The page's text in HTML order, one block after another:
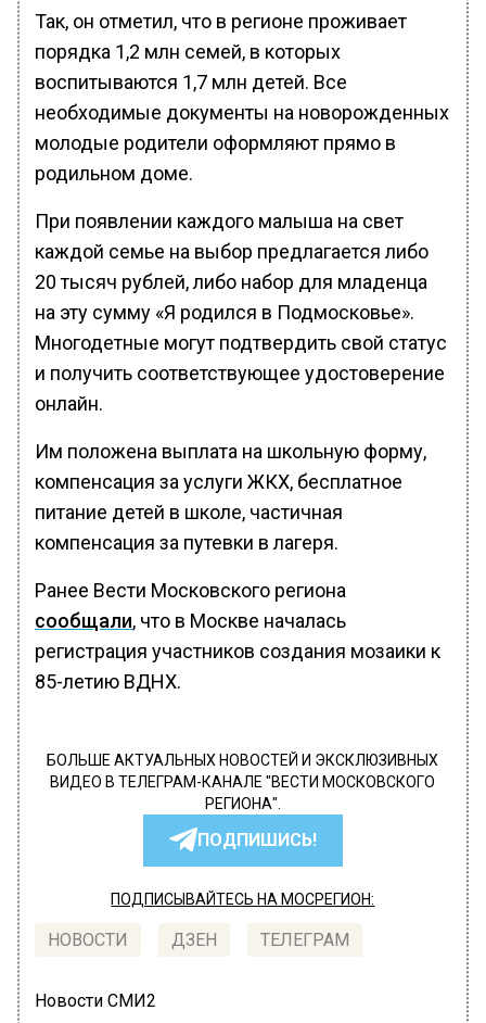
Так, он отметил, что в регионе проживает
порядка 1,2 млн семей, в которых
воспитываются 1,7 млн детей. Все
необходимые документы на новорожденных
молодые родители оформляют прямо в
родильном доме.
При появлении каждого малыша на свет
каждой семье на выбор предлагается либо
20 тысяч рублей, либо набор для младенца
на эту сумму «Я родился в Подмосковье».
Многодетные могут подтвердить свой статус
и получить соответствующее удостоверение
онлайн.
Им положена выплата на школьную форму,
компенсация за услуги ЖКХ, бесплатное
питание детей в школе, частичная
компенсация за путевки в лагеря.
Ранее Вести Московского региона
сообщали, что в Москве началась
регистрация участников создания мозаики к
85-летию ВДНХ.
БОЛЬШЕ АКТУАЛЬНЫХ НОВОСТЕЙ И ЭКСКЛЮЗИВНЫХ
ВИДЕО В ТЕЛЕГРАМ-КАНАЛЕ "ВЕСТИ МОСКОВСКОГО
РЕГИОНА".
ПОДПИШИСЬ!
ПОДПИСЫВАЙТЕСЬ НА МОСРЕГИОН:
НОВОСТИ ДЗЕН ТЕЛЕГРАМ
Новости СМИ2